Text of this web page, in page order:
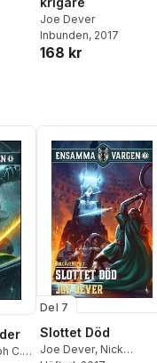
Joe Dever
Inbunden, 2017
168 kr
C.
Del 7
Slottet Död
Joe Dever, Nick